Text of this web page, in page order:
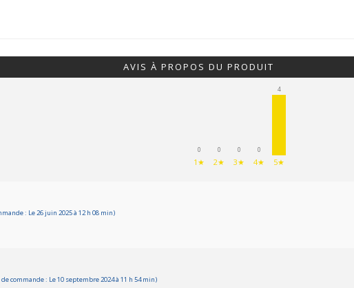
AVIS À PROPOS DU PRODUIT
0
1★
0
2★
0
3★
0
4★
4
5★
: Le 26 juin 2025 à 12 h 08 min)
commande : Le 10 septembre 2024 à 11 h 54 min)